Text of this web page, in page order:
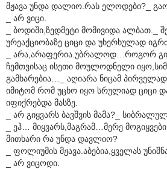
მჟავა უნდა დალიო.რას ელოდები?_
_ არ ვიცი.
_ ბოდიში,ზედმეტი მომივიდა ალბათ._
ურეაქციობაზე ციცი და უხერხულად
_ არა,არაფერია.უბრალოდ…როგორ
ჩემთვისაც ისეთი მოულოდნელი
გამხარებია…_ აღიარა ნიცამ
იმიტომ რომ უცხო იყო სრულიად ციცი
იფიქრებდა მასზე.
_ არ გიყვარს ბავშვის მამა?_
_ ეჰ… მიყვარს,მაგრამ…მერე
მითხარი რა უნდა დავლიო?
_ ფოლიუმის მჟავა.აბებია,ყველას
_ არ ვიცოდი.